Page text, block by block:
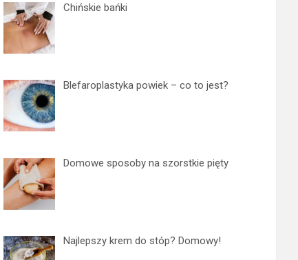
Chińskie bańki
Blefaroplastyka powiek – co to jest?
Domowe sposoby na szorstkie pięty
Najlepszy krem do stóp? Domowy!